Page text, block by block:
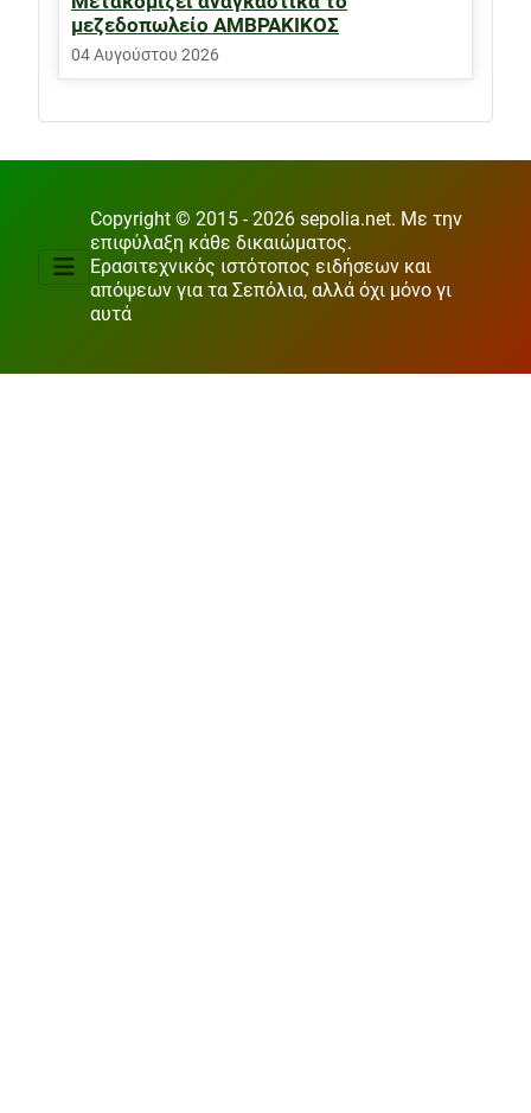
μεζεδοπωλείο ΑΜΒΡΑΚΙΚΟΣ
04 Αυγούστου 2026
Copyright © 2015 - 2026 sepolia.net. Με την
επιφύλαξη κάθε δικαιώματος.
Ερασιτεχνικός ιστότοπος ειδήσεων και
απόψεων για τα Σεπόλια, αλλά όχι μόνο γι
αυτά